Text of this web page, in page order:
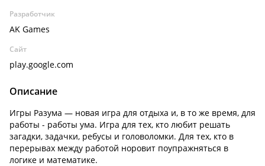
Разработчик
AK Games
Сайт
play.google.com
Описание
Игры Разума — новая игра для отдыха и, в то же время, для
работы - работы ума. Игра для тех, кто любит решать
загадки, задачки, ребусы и головоломки. Для тех, кто в
перерывах между работой норовит поупражняться в
логике и математике.